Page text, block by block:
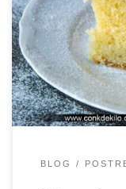
Receta paso a
lácteos
BLOG